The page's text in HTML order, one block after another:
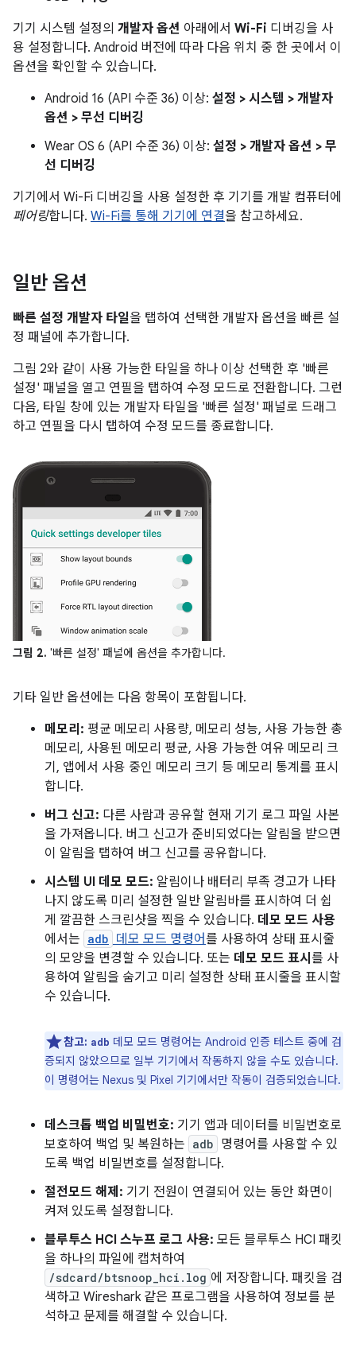
기기 시스템 설정의 개발자 옵션 아래에서 Wi-Fi 디버깅을 사
용 설정합니다. Android 버전에 따라 다음 위치 중 한 곳에서 이
옵션을 확인할 수 있습니다.
Android 16 (API 수준 36) 이상: 설정 > 시스템 > 개발자
옵션 > 무선 디버깅
Wear OS 6 (API 수준 36) 이상: 설정 > 개발자 옵션 > 무
선 디버깅
기기에서 Wi-Fi 디버깅을 사용 설정한 후 기기를 개발 컴퓨터에
페어링합니다. Wi-Fi를 통해 기기에 연결을 참고하세요.
일반 옵션
빠른 설정 개발자 타일을 탭하여 선택한 개발자 옵션을 빠른 설
정 패널에 추가합니다.
그림 2와 같이 사용 가능한 타일을 하나 이상 선택한 후 '빠른
설정' 패널을 열고 연필을 탭하여 수정 모드로 전환합니다. 그런
다음, 타일 창에 있는 개발자 타일을 '빠른 설정' 패널로 드래그
하고 연필을 다시 탭하여 수정 모드를 종료합니다.
그림 2. '빠른 설정' 패널에 옵션을 추가합니다.
기타 일반 옵션에는 다음 항목이 포함됩니다.
메모리: 평균 메모리 사용량, 메모리 성능, 사용 가능한 총
메모리, 사용된 메모리 평균, 사용 가능한 여유 메모리 크
기, 앱에서 사용 중인 메모리 크기 등 메모리 통계를 표시
합니다.
버그 신고: 다른 사람과 공유할 현재 기기 로그 파일 사본
을 가져옵니다. 버그 신고가 준비되었다는 알림을 받으면
이 알림을 탭하여 버그 신고를 공유합니다.
시스템 UI 데모 모드: 알림이나 배터리 부족 경고가 나타
나지 않도록 미리 설정한 일반 알림바를 표시하여 더 쉽
게 깔끔한 스크린샷을 찍을 수 있습니다. 데모 모드 사용
에서는 adb 데모 모드 명령어를 사용하여 상태 표시줄
의 모양을 변경할 수 있습니다. 또는 데모 모드 표시 를 사
용하여 알림을 숨기고 미리 설정한 상태 표시줄을 표시할
수 있습니다.
참고: adb 데모 모드 명령어는 Android 인증 테스트 중에 검
증되지 않았으므로 일부 기기에서 작동하지 않을 수도 있습니다.
이 명령어는 Nexus 및 Pixel 기기에서만 작동이 검증되었습니다.
데스크톱 백업 비밀번호: 기기 앱과 데이터를 비밀번호로
보호하여 백업 및 복원하는 adb 명령어를 사용할 수 있
도록 백업 비밀번호를 설정합니다.
절전모드 해제: 기기 전원이 연결되어 있는 동안 화면이
켜져 있도록 설정합니다.
블루투스 HCI 스누프 로그 사용: 모든 블루투스 HCI 패킷
을 하나의 파일에 캡처하여
/sdcard/btsnoop_hci.log 에 저장합니다. 패킷을 검
색하고 Wireshark 같은 프로그램을 사용하여 정보를 분
석하고 문제를 해결할 수 있습니다.